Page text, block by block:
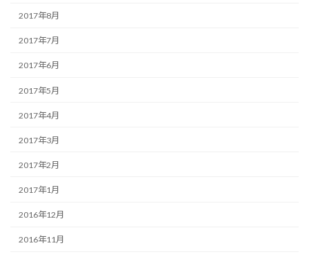
2017年8月
2017年7月
2017年6月
2017年5月
2017年4月
2017年3月
2017年2月
2017年1月
2016年12月
2016年11月